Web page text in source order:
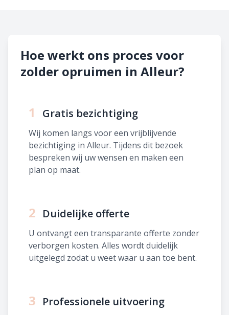
Hoe werkt ons proces voor
zolder opruimen in Alleur?
1 Gratis bezichtiging
Wij komen langs voor een vrijblijvende
bezichtiging in Alleur. Tijdens dit bezoek
bespreken wij uw wensen en maken een
plan op maat.
2 Duidelijke offerte
U ontvangt een transparante offerte zonder
verborgen kosten. Alles wordt duidelijk
uitgelegd zodat u weet waar u aan toe bent.
3 Professionele uitvoering